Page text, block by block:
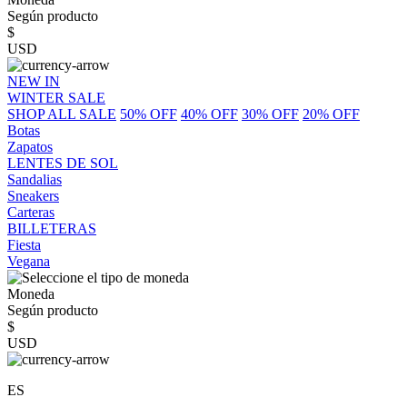
Según producto
$
USD
NEW IN
WINTER SALE
SHOP ALL SALE 50% OFF 40% OFF 30% OFF 20% OFF
Botas
Zapatos
LENTES DE SOL
Sandalias
Sneakers
Carteras
BILLETERAS
Fiesta
Vegana
Moneda
Según producto
$
USD
ES